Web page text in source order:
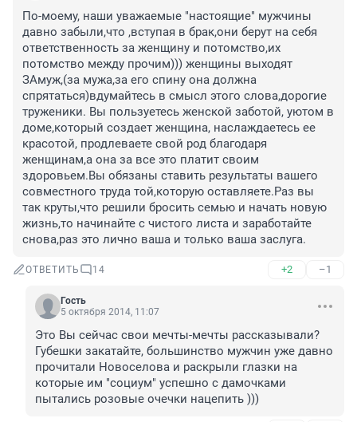
По-моему, наши уважаемые "настоящие" мужчины
давно забыли,что ,вступая в брак,они берут на себя
ответственность за женщину и потомство,их
потомство между прочим))) женщины выходят
ЗАмуж,(за мужа,за его спину она должна
спрятаться)вдумайтесь в смысл этого слова,дорогие
труженики. Вы пользуетесь женской заботой, уютом в
доме,который создает женщина, наслаждаетесь ее
красотой, продлеваете свой род благодаря
женщинам,а она за все это платит своим
здоровьем.Вы обязаны ставить результаты вашего
совместного труда той,которую оставляете.Раз вы
так круты,что решили бросить семью и начать новую
жизнь,то начинайте с чистого листа и заработайте
снова,раз это лично ваша и только ваша заслуга.
ОТВЕТИТЬ 14 +2 –1
Гость
5 октября 2014, 11:07
Это Вы сейчас свои мечты-мечты рассказывали?
Губешки закатайте, большинство мужчин уже давно
прочитали Новоселова и раскрыли глазки на
которые им "социум" успешно с дамочками
пытались розовые очечки нацепить )))